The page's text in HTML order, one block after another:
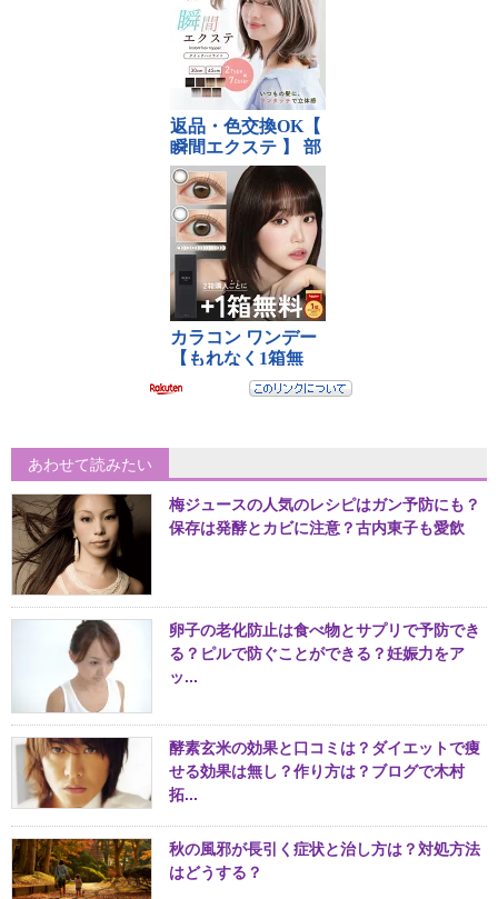
あわせて読みたい
梅ジュースの人気のレシピはガン予防にも？
保存は発酵とカビに注意？古内東子も愛飲
卵子の老化防止は食べ物とサプリで予防でき
る？ピルで防ぐことができる？妊娠力をア
ッ...
酵素玄米の効果と口コミは？ダイエットで痩
せる効果は無し？作り方は？ブログで木村
拓...
秋の風邪が長引く症状と治し方は？対処方法
はどうする？